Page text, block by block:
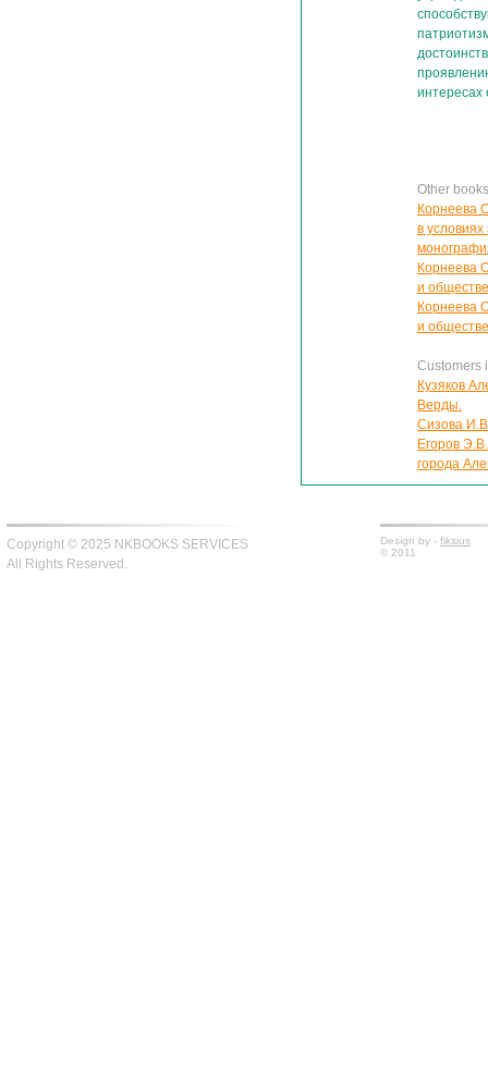
интересах
Other
Корнеева
в
Корнеева
и
Корнеева
и
Customers
Кузяков
Верды.
Сизова
Егоров
города
Copyright © 2025 NKBOOKS SERVICES
All Rights Reserved.
Design by - fiksius
© 2011